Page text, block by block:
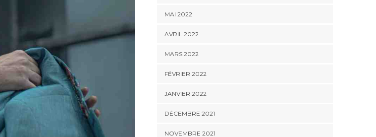
MAI 2022
AVRIL 2022
MARS 2022
FÉVRIER 2022
JANVIER 2022
DÉCEMBRE 2021
NOVEMBRE 2021